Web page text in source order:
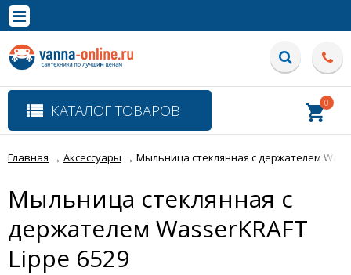
Полная версия сайта
КАТАЛОГ ТОВАРОВ 0
Главная → Аксессуары → Мыльница стеклянная с держателем
Мыльница стеклянная с
держателем WasserKRAFT
Lippe 6529